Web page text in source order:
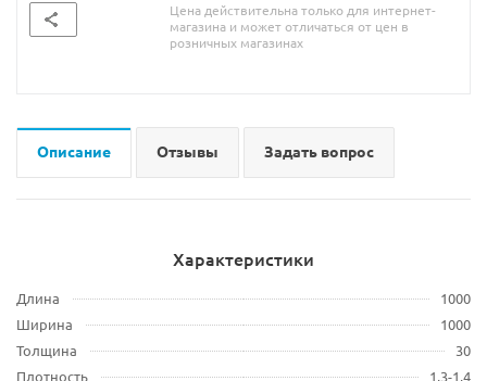
Цена действительна только для интернет-
магазина и может отличаться от цен в
розничных магазинах
Описание Отзывы Задать вопрос
Характеристики
Длина
1000
Ширина
1000
Толщина
30
Плотность
1,3-1,4